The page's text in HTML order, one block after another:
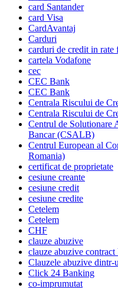
card Santander
card Visa
CardAvantaj
Carduri
carduri de credit in rate
cartela Vodafone
cec
CEC Bank
CEC Bank
Centrala Riscului de
Centrala Riscului de
Centrul de Solutionare
Bancar (CSALB)
Centrul European al
Romania)
certificat de proprietate
cesiune creante
cesiune credit
cesiune credite
Cetelem
Cetelem
CHF
clauze abuzive
clauze abuzive contract
Clauzele abuzive dintr-
Click 24 Banking
co-imprumutat